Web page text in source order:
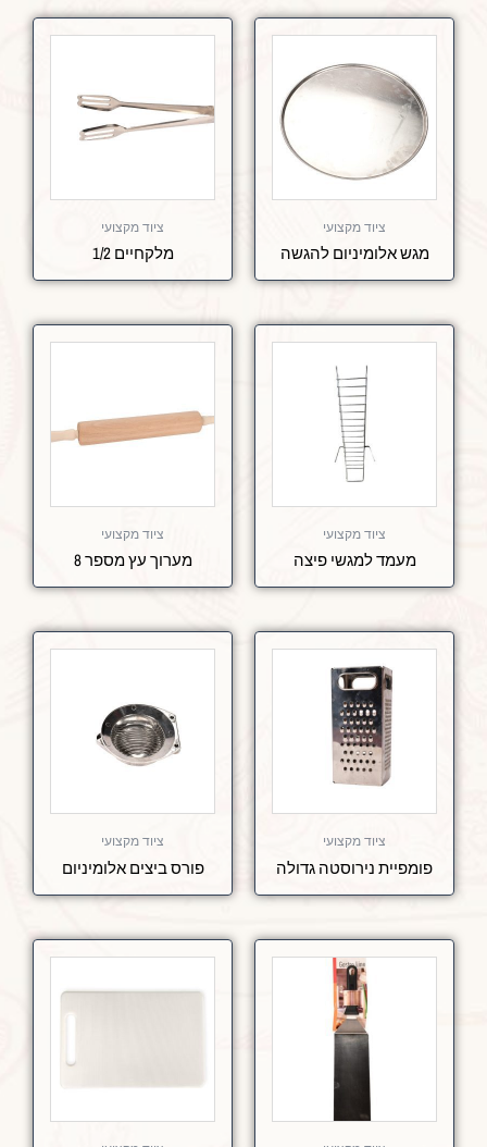
ציוד מקצועי
מגש אלומיניום להגשה
ציוד מקצועי
מלקחיים 1/2
ציוד מקצועי
מעמד למגשי פיצה
ציוד מקצועי
מערוך עץ מספר 8
ציוד מקצועי
פומפיית נירוסטה גדולה
ציוד מקצועי
פורס ביצים אלומיניום